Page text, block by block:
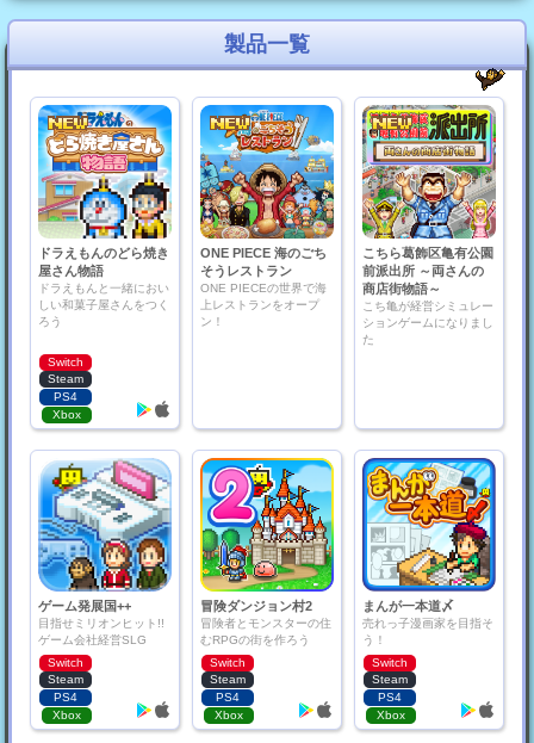
製品一覧
ドラえもんのどら焼き
屋さん物語
ドラえもんと一緒におい
しい和菓子屋さんをつく
ろう
Switch
Steam
PS4
Xbox
ONE PIECE 海のごち
そうレストラン
ONE PIECEの世界で海
上レストランをオープ
ン！
こちら葛飾区亀有公園
前派出所 ～両さんの
商店街物語～
こち亀が経営シミュレー
ションゲームになりまし
た
ゲーム発展国++
目指せミリオンヒット!!
ゲーム会社経営SLG
Switch
Steam
PS4
Xbox
冒険ダンジョン村2
冒険者とモンスターの住
むRPGの街を作ろう
Switch
Steam
PS4
Xbox
まんが一本道〆
売れっ子漫画家を目指そ
う！
Switch
Steam
PS4
Xbox